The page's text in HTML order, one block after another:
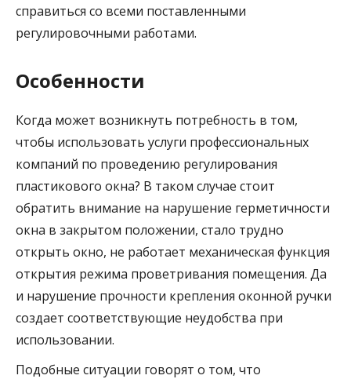
справиться со всеми поставленными
регулировочными работами.
Особенности
Когда может возникнуть потребность в том,
чтобы использовать услуги профессиональных
компаний по проведению регулирования
пластикового окна? В таком случае стоит
обратить внимание на нарушение герметичности
окна в закрытом положении, стало трудно
открыть окно, не работает механическая функция
открытия режима проветривания помещения. Да
и нарушение прочности крепления оконной ручки
создает соответствующие неудобства при
использовании.
Подобные ситуации говорят о том, что